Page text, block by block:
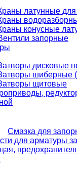
латунные
конусные
запорные
дисковые
шиберные
щитовые
Смазка для
для арматуры